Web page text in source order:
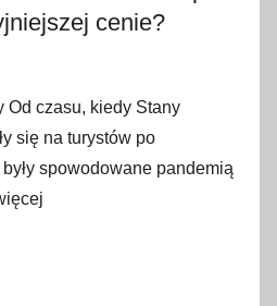
cenie?
Od czasu, kiedy Stany
się na turystów po
spowodowane pandemią